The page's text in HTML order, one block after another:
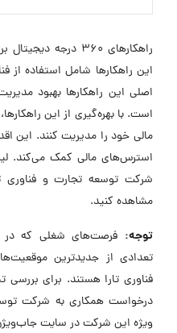
راهکارهای ۳۶۰ درجه
این راهکارها شامل استفاده
اصلی این راهکارها بهبود
است. با بهره‌گیری از این
مالی خود را مدیریت کنند. این
استرس‌های مالی کمک می‌کند.
شرکت توسعه تجارت و فناوری
مشاهده کنید.
توجه: فرصت‌های شغلی که در
تعدادی از جدیدترین
فناوری تارا هستند. برای
درخواست همکاری به شرکت
ویژه این شرکت در سایت